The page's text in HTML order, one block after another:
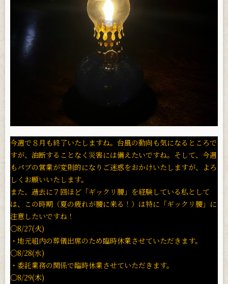
今週で８月も終了いたしますね。台風の動向も気になるところで
すが、油断することなく災害には備えたいですね。そして、今週
もパブの営業が変則的になりご迷惑をおかけいたしますが、よろ
しくお願いいたします。
また、過去に７回ほど「ギックリ腰」を経験している私として
は、この時期（夏の疲れが腰に来る！）は特に「ギックリ腰」に
注意したいですね！
○8/27(火)
・地元組内の葬儀出席のため臨時休業させていただきます。
○8/28(水)
・委託業務の関係で臨時休業させていただきます。
○8/29(木)